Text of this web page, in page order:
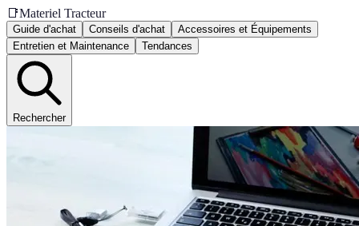
📑Materiel Tracteur
Guide d'achat Conseils d'achat
Accessoires et Équipements
Entretien et Maintenance
Tendances
Rechercher